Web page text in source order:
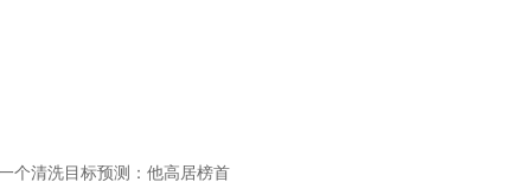
个清洗目标预测：他高居榜首